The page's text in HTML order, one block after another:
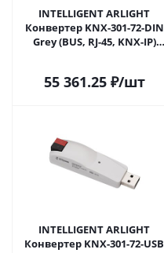
INTELLIGENT ARLIGHT
Конвертер KNX-301-72-DIN
Grey (BUS, RJ-45, KNX-IP)
55 361.25₽/шт
INTELLIGENT ARLIGHT
Конвертер KNX-301-72-USB